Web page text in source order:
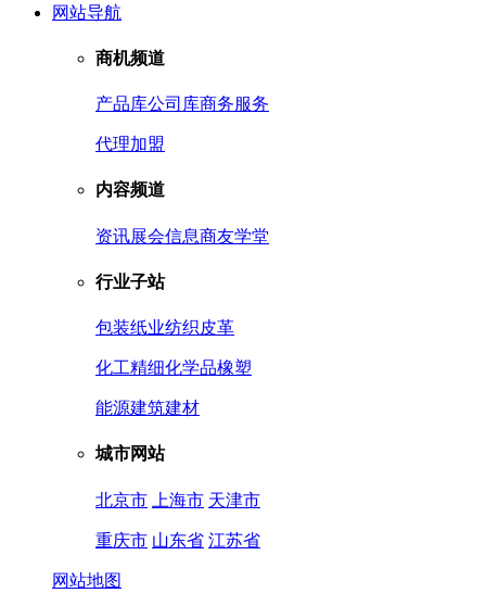
网站导航
商机频道
产品库公司库商务服务
代理加盟
内容频道
资讯展会信息商友学堂
行业子站
包装纸业纺织皮革
化工精细化学品橡塑
能源建筑建材
城市网站
北京市 上海市 天津市
重庆市 山东省 江苏省
网站地图